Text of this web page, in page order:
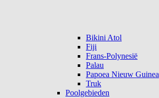
Bikini Atol
Fiji
Frans-Polynesië
Palau
Papoea Nieuw Guinea
Truk
Poolgebieden